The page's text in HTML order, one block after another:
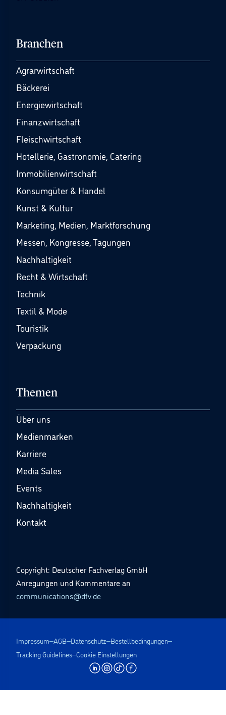
Branchen
Agrarwirtschaft
Bäckerei
Energiewirtschaft
Finanzwirtschaft
Fleischwirtschaft
Hotellerie, Gastronomie, Catering
Immobilienwirtschaft
Konsumgüter & Handel
Kunst & Kultur
Marketing, Medien, Marktforschung
Messen, Kongresse, Tagungen
Nachhaltigkeit
Recht & Wirtschaft
Technik
Textil & Mode
Touristik
Verpackung
Themen
Über uns
Medienmarken
Karriere
Media Sales
Events
Nachhaltigkeit
Kontakt
Copyright: Deutscher Fachverlag GmbH
Anregungen und Kommentare an
communications@dfv.de
Impressum AGB Datenschutz Bestellbedingungen
Tracking Guidelines Cookie Einstellungen